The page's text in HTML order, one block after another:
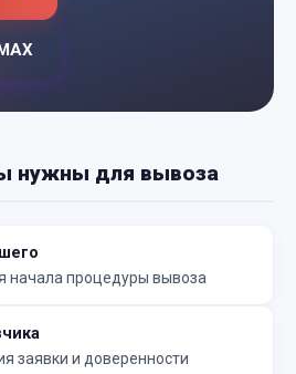
нужны для вывоза
начала процедуры вывоза
заявки и доверенности